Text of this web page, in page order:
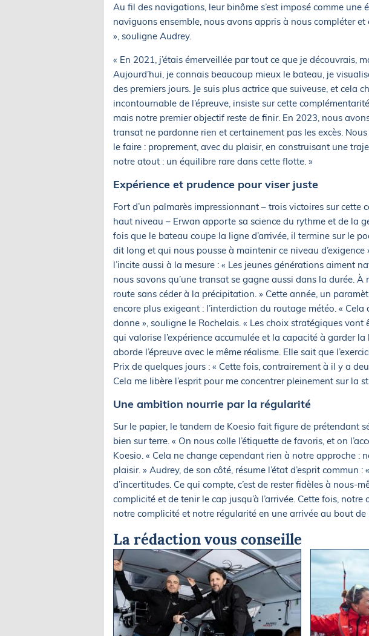
Au fil des navigations, leur binôme s’est imposé comme une
naviguons ensemble, nous avons appris à nous compléter
», souligne Audrey.
« En 2021, j’étais émerveillée par tout ce que je découvrais,
Aujourd’hui, je connais beaucoup mieux le bateau, je
des premiers jours. Je suis plus actrice que suiveuse, et cela
incontournable de l’épreuve, insiste sur cette
mais notre premier objectif reste de finir. En 2023, nous
transat ne pardonne rien et certainement pas les excès.
le faire : proprement, avec du plaisir, en construisant une
notre atout : un équilibre rare dans cette flotte. »
Expérience et prudence pour viser juste
Fort d’un palmarès impressionnant – trois victoires sur cette
haut niveau – Erwan apporte sa science du rythme et de la
fois que le bateau coupe la ligne d’arrivée, il termine sur le
dit long et qui nous pousse à maintenir ce niveau d’exigence
l’incite aussi à la mesure : « Les jeunes générations aiment
nous savons qu’une transat se gagne aussi dans la durée.
route sans céder à la précipitation. » Cette année, un
encore plus exigeant : l’interdiction du routage météo. «
donne », souligne le Rochelais. « Les choix stratégiques
qui valorise l’expérience accumulée et la capacité à garder
aborde l’épreuve avec le même réalisme. Elle sait que
Prix de quelques jours : « Cette fois, contrairement à il y a
Cela me libère l’esprit pour me concentrer pleinement sur la
Une ambition nourrie par la régularité
Sur le papier, le tandem de Koesio fait figure de prétendant
bien sur terre. « On nous colle l’étiquette de favoris, et on
Koesio. « Cela ne change cependant rien à notre approche :
plaisir. » Audrey, de son côté, résume l’état d’esprit commun
d’incertitudes. Ce qui compte, c’est de rester fidèles à nous-
complicité et de tenir le cap jusqu’à l’arrivée. Cette fois,
notre complicité et notre régularité en une arrivée au bout de
La rédaction vous conseille